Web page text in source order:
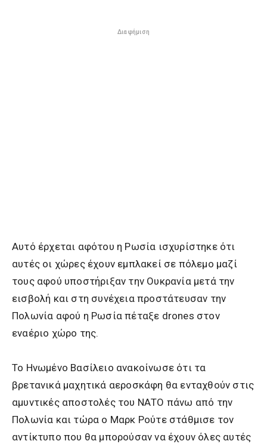
Διαφήμιση
Αυτό έρχεται αφότου η Ρωσία ισχυρίστηκε ότι
αυτές οι χώρες έχουν εμπλακεί σε πόλεμο μαζί
τους αφού υποστήριξαν την Ουκρανία μετά την
εισβολή και στη συνέχεια προστάτευσαν την
Πολωνία αφού η Ρωσία πέταξε drones στον
εναέριο χώρο της.
Το Ηνωμένο Βασίλειο ανακοίνωσε ότι τα
βρετανικά μαχητικά αεροσκάφη θα ενταχθούν στις
αμυντικές αποστολές του ΝΑΤΟ πάνω από την
Πολωνία και τώρα ο Μαρκ Ρούτε στάθμισε τον
αντίκτυπο που θα μπορούσαν να έχουν όλες αυτές